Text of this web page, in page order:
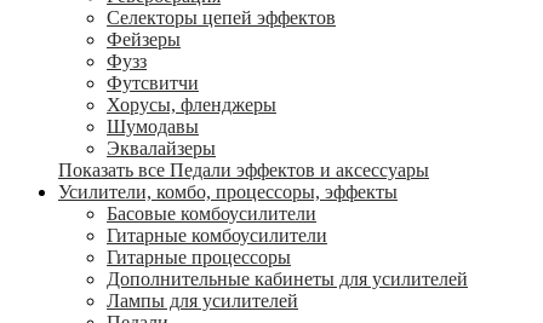
Селекторы цепей эффектов
Фейзеры
Фузз
Футсвитчи
Хорусы, фленджеры
Шумодавы
Эквалайзеры
Показать все Педали эффектов и аксессуары
Усилители, комбо, процессоры, эффекты
Басовые комбоусилители
Гитарные комбоусилители
Гитарные процессоры
Дополнительные кабинеты для усилителей
Лампы для усилителей